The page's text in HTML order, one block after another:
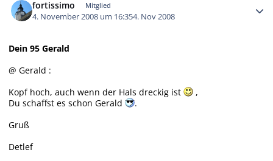
fortissimo Mitglied
4. November 2008 um 16:354. Nov 2008
Dein 95 Gerald
@ Gerald :
Kopf hoch, auch wenn der Hals dreckig ist
,
Du schaffst es schon Gerald
.
Gruß
Detlef